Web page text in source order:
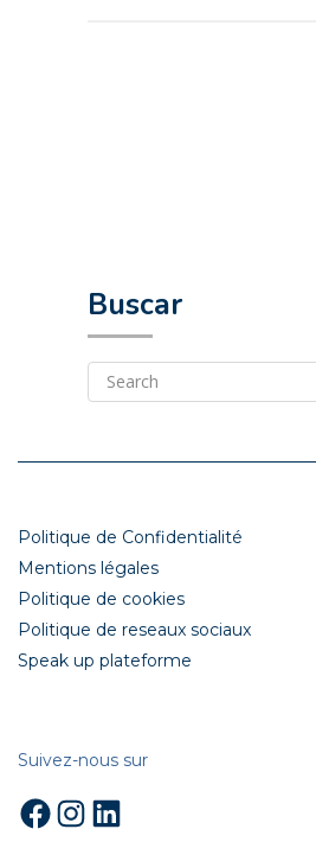
Buscar
Politique de Confidentialité
Mentions légales
Politique de cookies
Politique de reseaux sociaux
Speak up plateforme
Suivez-nous sur
Facebook
Instagram
LinkedIn